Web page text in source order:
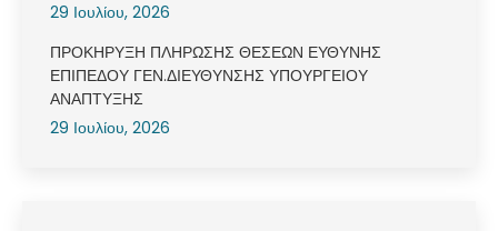
29 Ιουλίου, 2026
ΠΡΟΚΗΡΥΞΗ ΠΛΗΡΩΣΗΣ ΘΕΣΕΩΝ ΕΥΘΥΝΗΣ
ΕΠΙΠΕΔΟΥ ΓΕΝ.ΔΙΕΥΘΥΝΣΗΣ ΥΠΟΥΡΓΕΙΟΥ
ΑΝΑΠΤΥΞΗΣ
29 Ιουλίου, 2026